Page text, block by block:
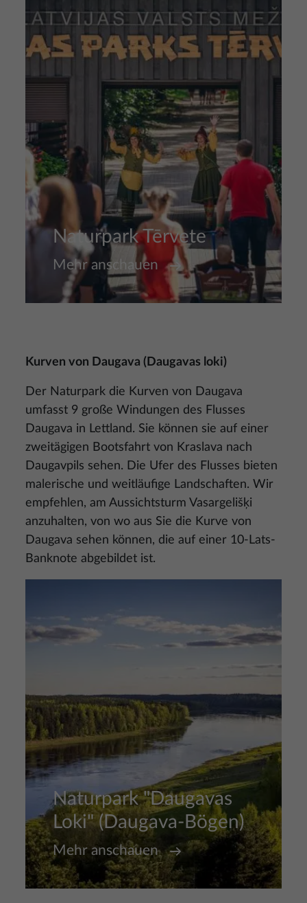
Naturpark Tērvete
Mehr anschauen
Kurven von Daugava (Daugavas loki)
Der Naturpark die Kurven von Daugava
umfasst 9 große Windungen des Flusses
Daugava in Lettland. Sie können sie auf einer
zweitägigen Bootsfahrt von Kraslava nach
Daugavpils sehen. Die Ufer des Flusses bieten
malerische und weitläufige Landschaften. Wir
empfehlen, am Aussichtsturm Vasargelišķi
anzuhalten, von wo aus Sie die Kurve von
Daugava sehen können, die auf einer 10-Lats-
Banknote abgebildet ist.
Naturpark "Daugavas
Loki" (Daugava-Bögen)
Mehr anschauen